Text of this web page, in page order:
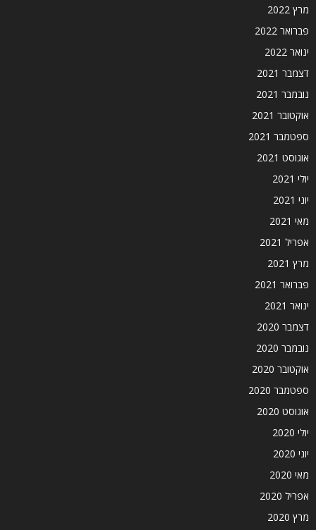
מרץ 2022
פברואר 2022
ינואר 2022
דצמבר 2021
נובמבר 2021
אוקטובר 2021
ספטמבר 2021
אוגוסט 2021
יולי 2021
יוני 2021
מאי 2021
אפריל 2021
מרץ 2021
פברואר 2021
ינואר 2021
דצמבר 2020
נובמבר 2020
אוקטובר 2020
ספטמבר 2020
אוגוסט 2020
יולי 2020
יוני 2020
מאי 2020
אפריל 2020
מרץ 2020